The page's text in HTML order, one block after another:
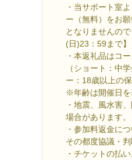
・当サポート室
ー（無料）をお
となりませんの
(日)23：59まで】
・本返礼品はコ
（ショート：中
ー：18歳以上の
※年齢は開催日を
・地震、風水害
場合があります。
・参加料返金に
その都度協議・判
・チケットの払